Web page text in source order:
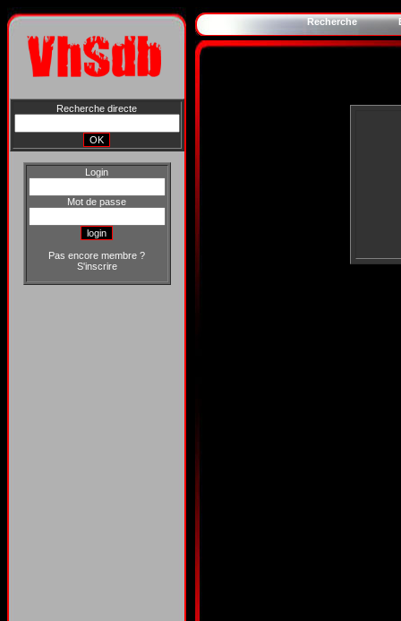
Recherche directe
Login
Mot de passe
Pas encore membre ?
S'inscrire
Recherche